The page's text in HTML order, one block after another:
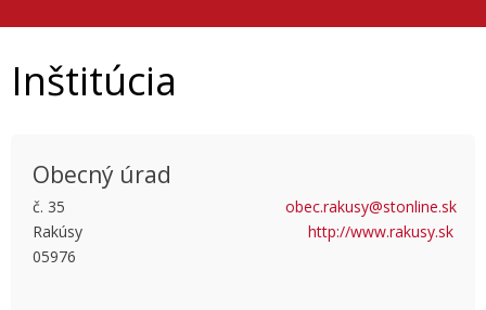
Inštitúcia
This page can't load Google Maps correctly.
Obecný úrad
č. 35
Rakúsy
05976
obec.rakusy@stonline.sk
http://www.rakusy.sk